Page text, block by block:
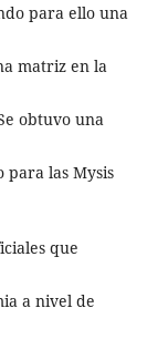
para ello una
matriz en la
obtuvo una
las Mysis
que
a nivel de